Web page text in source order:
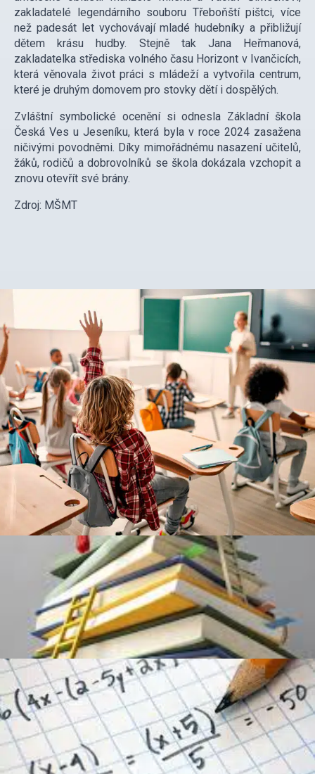
zakladatelé legendárního souboru Třeboňští pištci, více
než padesát let vychovávají mladé hudebníky a přibližují
dětem krásu hudby. Stejně tak Jana Heřmanová,
zakladatelka střediska volného času Horizont v Ivančicích,
která věnovala život práci s mládeží a vytvořila centrum,
které je druhým domovem pro stovky dětí i dospělých.
Zvláštní symbolické ocenění si odnesla Základní škola
Česká Ves u Jeseníku, která byla v roce 2024 zasažena
ničivými povodněmi. Díky mimořádnému nasazení učitelů,
žáků, rodičů a dobrovolníků se škola dokázala vzchopit a
znovu otevřít své brány.
Zdroj: MŠMT